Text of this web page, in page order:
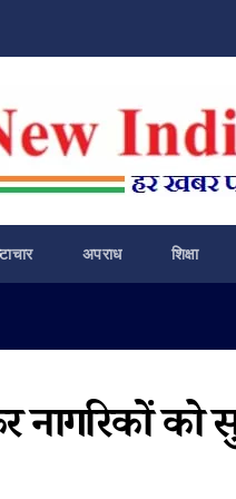
अपराध शिक्षा
को